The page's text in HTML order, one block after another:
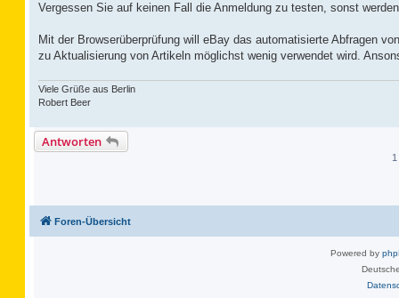
Vergessen Sie auf keinen Fall die Anmeldung zu testen, sonst
Mit der Browserüberprüfung will eBay das automatisierte Abfragen
zu Aktualisierung von Artikeln möglichst wenig verwendet wird.
Viele Grüße aus Berlin
Robert Beer
Antworten
Foren-Übersicht
Powered by